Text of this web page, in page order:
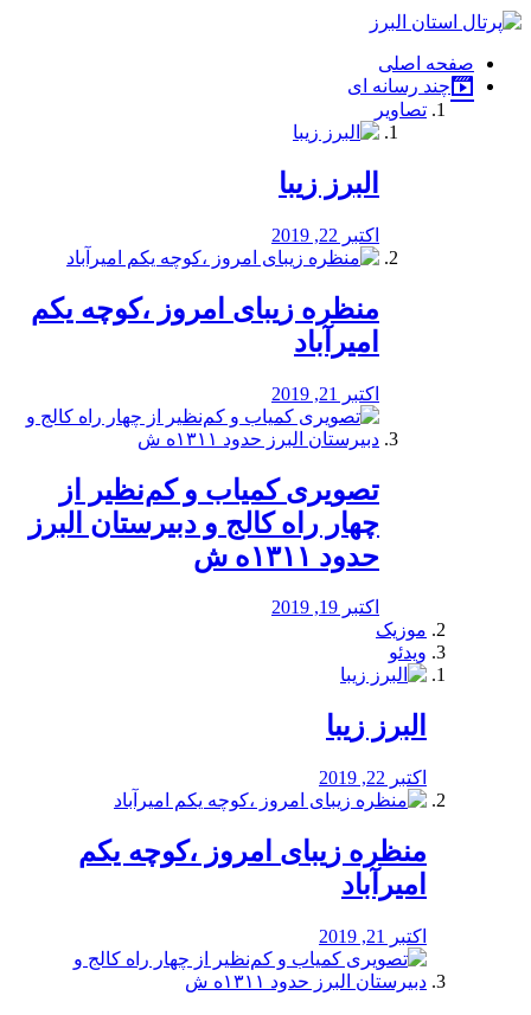
فصد
شرق
تهران
خشکشویی
صفحه اصلی
چند رسانه ای
تصاویر
البرز زیبا
اکتبر 22, 2019
منظره‌‌ زیبای امروز ،کوچه یکم
امیرآباد
اکتبر 21, 2019
️تصویری کمیاب و کم‌نظیر از
چهار راه كالج و دبيرستان البرز
حدود ۱۳۱۱ه ش
اکتبر 19, 2019
موزیک
ویدئو
البرز زیبا
اکتبر 22, 2019
منظره‌‌ زیبای امروز ،کوچه یکم
امیرآباد
اکتبر 21, 2019